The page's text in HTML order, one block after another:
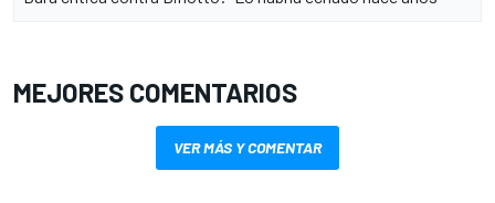
MEJORES COMENTARIOS
VER MÁS Y COMENTAR